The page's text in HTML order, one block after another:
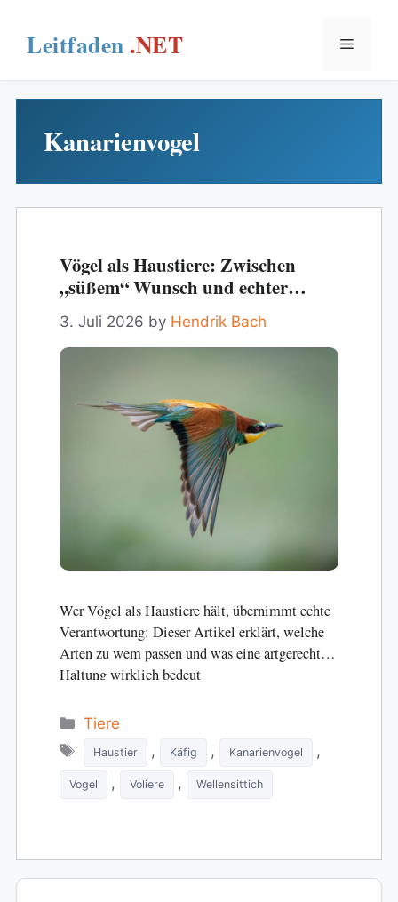
content
Menu
Kanarienvogel
Vögel als Haustiere: Zwischen
„süßem“ Wunsch und echter
Verantwortung
3. Juli 2026 by Hendrik Bach
Wer Vögel als Haustiere hält, übernimmt echte
Verantwortung: Dieser Artikel erklärt, welche
Arten zu wem passen und was eine artgerechte
Haltung wirklich bedeut
Categories
Tiere
Tags
Haustier , Käfig , Kanarienvogel ,
Vogel , Voliere , Wellensittich